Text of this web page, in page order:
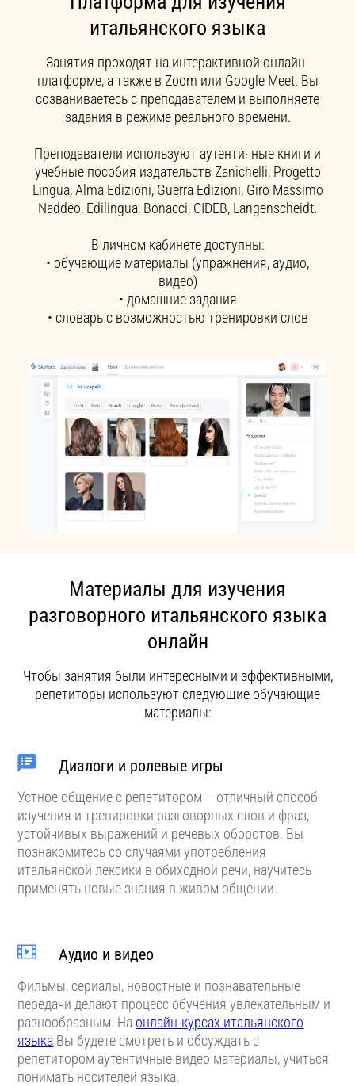
итальянского языка
Занятия проходят на интерактивной онлайн-
платформе, а также в Zoom или Google Meet. Вы
созваниваетесь с преподавателем и выполняете
задания в режиме реального времени.
Преподаватели используют аутентичные книги и
учебные пособия издательств Zanichelli, Progetto
Lingua, Alma Edizioni, Guerra Edizioni, Giro Massimo
Naddeo, Edilingua, Bonacci, CIDEB, Langenscheidt.
В личном кабинете доступны:
• обучающие материалы (упражнения, аудио,
видео)
• домашние задания
• словарь с возможностью тренировки слов
Материалы для изучения
разговорного итальянского языка
онлайн
Чтобы занятия были интересными и эффективными,
репетиторы используют следующие обучающие
материалы:
Диалоги и ролевые игры
Устное общение с репетитором – отличный способ
изучения и тренировки разговорных слов и фраз,
устойчивых выражений и речевых оборотов. Вы
познакомитесь со случаями употребления
итальянской лексики в обиходной речи, научитесь
применять новые знания в живом общении.
Аудио и видео
Фильмы, сериалы, новостные и познавательные
передачи делают процесс обучения увлекательным и
разнообразным. На онлайн-курсах итальянского
языка Вы будете смотреть и обсуждать с
репетитором аутентичные видео материалы, учиться
понимать носителей языка.